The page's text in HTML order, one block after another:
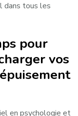
dans tous les
pour
vos
en psychologie et